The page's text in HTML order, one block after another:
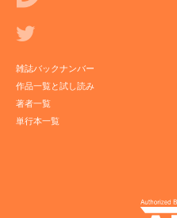
雑誌バックナンバー
作品一覧と試し読み
著者一覧
単行本一覧